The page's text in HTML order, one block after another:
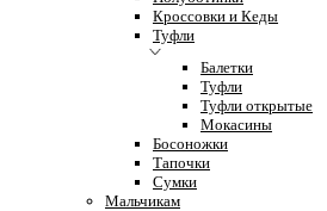
Кроссовки и Кеды
Туфли
Балетки
Туфли
Туфли открытые
Мокасины
Босоножки
Тапочки
Сумки
Мальчикам